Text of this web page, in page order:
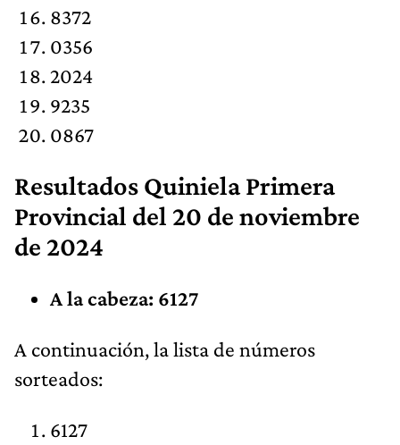
8372
0356
2024
9235
0867
Resultados Quiniela Primera
Provincial del 20 de noviembre
de 2024
A la cabeza: 6127
​A continuación, la lista de números
sorteados:
6127